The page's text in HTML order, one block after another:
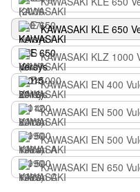
KAWASAKI KLE 650
KAWASAKI KLZ 1000
KAWASAKI EN 400
KAWASAKI EN 500
KAWASAKI EN 500
KAWASAKI EN 650